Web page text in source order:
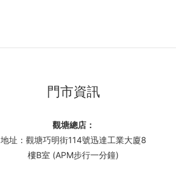
門市資訊
觀塘總店：
地址：觀塘巧明街114號迅達工業大廈8
樓B室 (APM步行一分鐘)